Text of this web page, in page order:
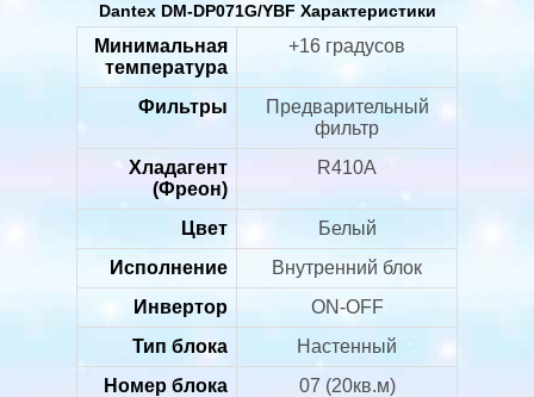
Dantex DM-DP071G/YBF Характеристики
Минимальная
температура
+16 градусов
Фильтры
Предварительный
фильтр
Хладагент
(Фреон)
R410A
Цвет
Белый
Исполнение
Внутренний блок
Инвертор
ON-OFF
Тип блока
Настенный
Номер блока
07 (20кв.м)